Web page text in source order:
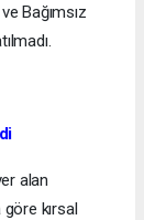
Bağımsız
alan
kırsal